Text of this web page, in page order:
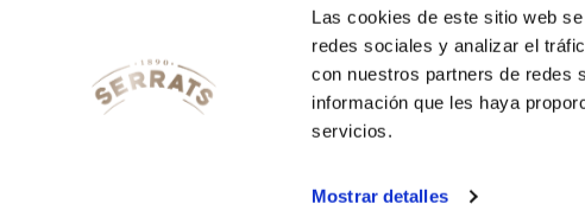
Las cookies de este sitio web
redes sociales y analizar el
con nuestros partners de redes
información que les haya
servicios.
Mostrar detalles